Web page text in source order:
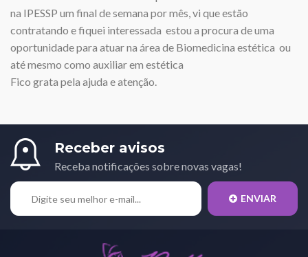
na IPESSP um final de semana por mês, vi que estão
contratando e fiquei interessada estou a procura de uma
oportunidade para atuar na área de Biomedicina estética ou
até mesmo como auxiliar em estética
Fico grata pela ajuda e atenção.
Receber avisos
Receba notificações sobre novas vagas!
ENVIAR